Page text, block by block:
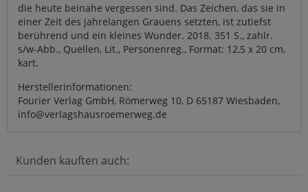
die heute beinahe vergessen sind. Das Zeichen, das sie in
einer Zeit des jahrelangen Grauens setzten, ist zutiefst
berührend und ein kleines Wunder. 2018. 351 S., zahlr.
s/w-Abb., Quellen, Lit., Personenreg., Format: 12,5 x 20 cm,
kart.
Herstellerinformationen:
Fourier Verlag GmbH, Römerweg 10, D 65187 Wiesbaden,
info@verlagshausroemerweg.de
Kunden kauften auch: